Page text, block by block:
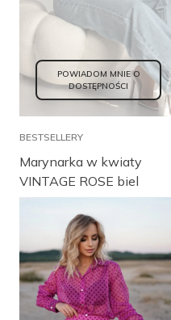
POWIADOM MNIE O
DOSTĘPNOŚCI
BESTSELLERY
Marynarka w kwiaty
VINTAGE ROSE biel